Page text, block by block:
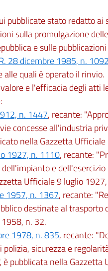
pubblicate stato redatto
sulla promulgazione
e sulle
28 dicembre 1985, n. 1092
alle quali è operato il rinvio.
e l'efficacia degli atti
n. 1447, recante:
concesse all'industria
nella Gazzetta
1927, n. 1110, recante:
e
Ufficiale 9 luglio
1957, n. 1367, recante:
destinate al trasporto
n. 32.
1978, n. 835, recante:
sicurezza e
è pubblicata nella